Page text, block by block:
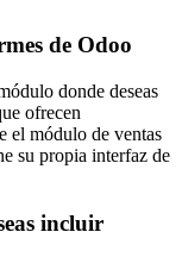
de Odoo
donde deseas
ofrecen
el módulo de ventas
su propia interfaz de
incluir